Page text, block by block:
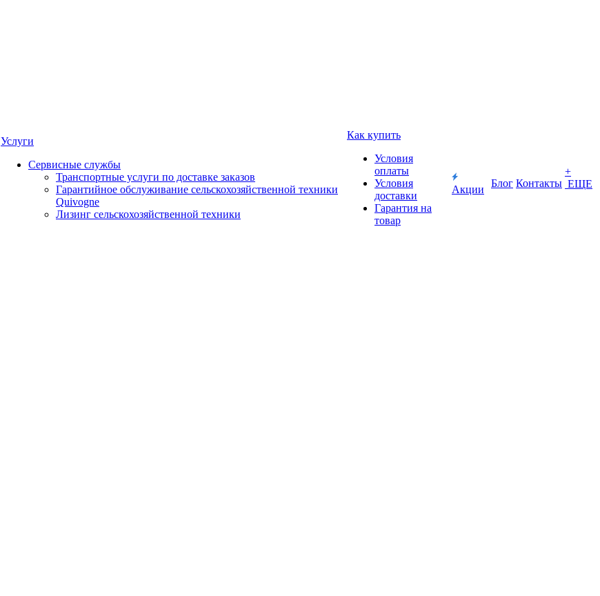
Услуги
Сервисные службы
Транспортные услуги по доставке заказов
Гарантийное обслуживание сельскохозяйственной техники
Quivogne
Лизинг сельскохозяйственной техники
Как купить
Условия
оплаты
Условия
доставки
Гарантия на
товар
Акции
Блог Контакты
+
ЕЩЕ